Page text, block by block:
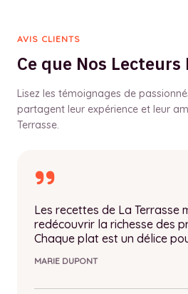
Les recettes de La Terrasse
redécouvrir la richesse des
Chaque plat est un délice
MARIE DUPONT
AVIS CLIENTS
Ce que Nos Lecteurs
Lisez les témoignages de
partagent leur expérience et leur
Terrasse.